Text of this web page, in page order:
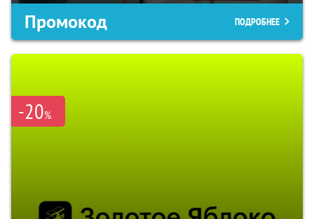
Промокод ПОДРОБНЕЕ
-20%